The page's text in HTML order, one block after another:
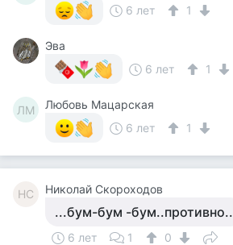
6 лет
1
Эва
6 лет
1
ЛМ
Любовь Мацарская
6 лет
1
НС Николай Скороходов
...бум-бум -бум..противно..
6 лет 1 0